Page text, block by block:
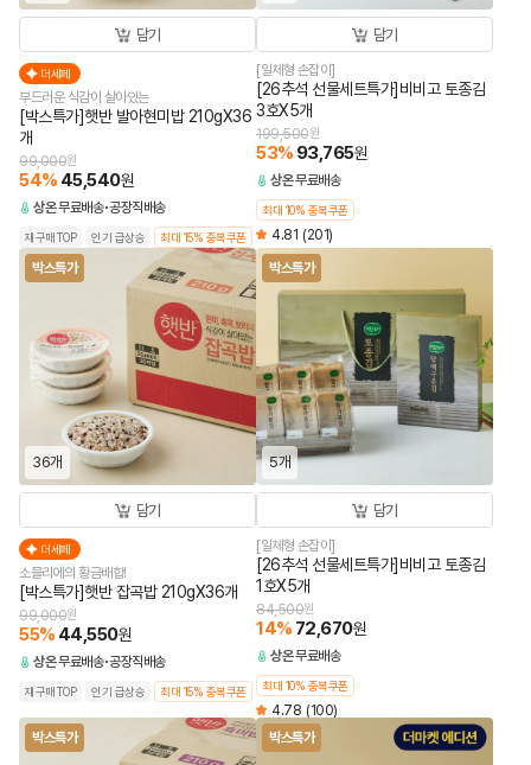
담기
더세페
부드러운 식감이 살아있는
[박스특가]햇반 발아현미밥 210gX36
개
99,000원
54% 45,540원
상온무료배송 공장직배송
재구매TOP 인기 급상승 최대 15% 중복쿠폰
담기
[일체형 손잡이]
[26추석 선물세트특가]비비고 토종김
3호X5개
199,500원
53% 93,765원
상온무료배송
최대 10% 중복쿠폰
4.81 (201)
박스특가
36개
담기
더세페
소믈리에의 황금배합!
[박스특가]햇반 잡곡밥 210gX36개
99,000원
55% 44,550원
상온무료배송 공장직배송
재구매TOP 인기 급상승 최대 15% 중복쿠폰
박스특가
5개
담기
[일체형 손잡이]
[26추석 선물세트특가]비비고 토종김
1호X5개
84,500원
14% 72,670원
상온무료배송
최대 10% 중복쿠폰
4.78 (100)
박스특가
박스특가